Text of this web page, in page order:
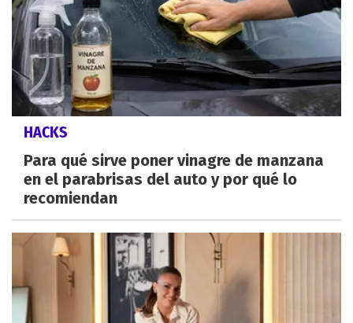
HACKS
Para qué sirve poner vinagre de manzana
en el parabrisas del auto y por qué lo
recomiendan